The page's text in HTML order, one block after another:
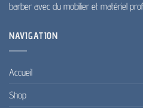
barber avec du mobilier et matériel
NAVIGATION
Accueil
Shop